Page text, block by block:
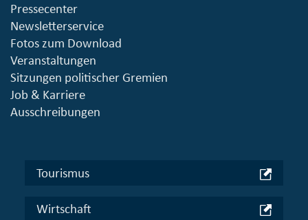
Pressecenter
Newsletterservice
Fotos zum Download
Veranstaltungen
Sitzungen politischer Gremien
Job & Karriere
Ausschreibungen
Tourismus
Wirtschaft